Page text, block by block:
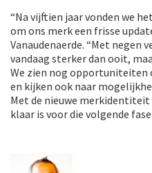
“Na vijftien jaar vonden we
om ons merk een frisse
Vanaudenaerde. “Met negen
vandaag sterker dan ooit,
We zien nog opportuniteiten
en kijken ook naar
Met de nieuwe merkidentiteit
klaar is voor die volgende